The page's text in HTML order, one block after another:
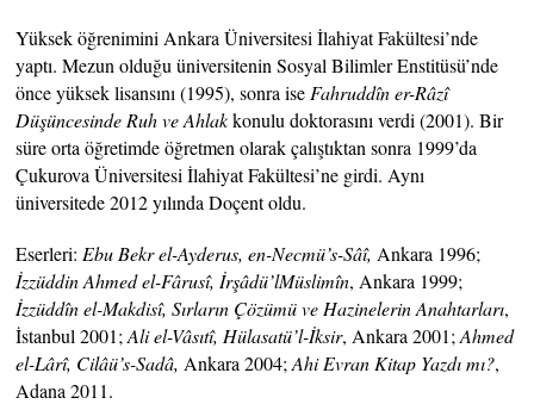
Yüksek öğrenimini Ankara Üniversitesi İlahiyat Fakültesi’nde
yaptı. Mezun olduğu üniversitenin Sosyal Bilimler Enstitüsü’nde
önce yüksek lisansını (1995), sonra ise Fahruddîn er-Râzî
Düşüncesinde Ruh ve Ahlakkonulu doktorasını verdi (2001). Bir
süre orta öğretimde öğretmen olarak çalıştıktan sonra 1999’da
Çukurova Üniversitesi İlahiyat Fakültesi’ne girdi. Aynı
üniversitede 2012 yılında Doçent oldu.
Eserleri: Ebu Bekr el-Ayderus, en-Necmü’s-Sâî, Ankara 1996;
İzzüddin Ahmed el-Fârusî, İrşâdü’lMüslimîn, Ankara 1999;
İzzüddîn el-Makdisî, Sırların Çözümü ve Hazinelerin Anahtarları,
İstanbul 2001;Ali el-Vâsıtî, Hülasatü’l-İksir, Ankara 2001;Ahmed
el-Lârî, Cilâü’s-Sadâ, Ankara 2004;Ahi Evran Kitap Yazdı mı?,
Adana 2011.